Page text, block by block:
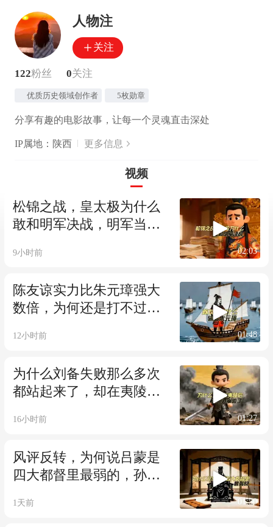
人物注
关注
122粉丝 0关注
优质历史领域创作者 5枚勋章
分享有趣的电影故事，让每一个灵魂直击深处
IP属地：陕西 更多信息
视频
松锦之战，皇太极为什么
敢和明军决战，明军当时
9小时前 02:03
陈友谅实力比朱元璋强大
数倍，为何还是打不过
12小时前 01:48
为什么刘备失败那么多次
都站起来了，却在夷陵大
16小时前 01:27
风评反转，为何说吕蒙是
四大都督里最弱的，孙权
1天前 01:50